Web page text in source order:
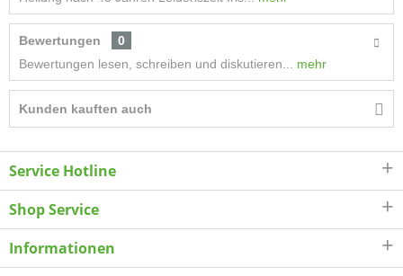
Bewertungen
0
Bewertungen lesen, schreiben und diskutieren...
mehr
Kunden kauften auch
Service Hotline
Shop Service
Informationen